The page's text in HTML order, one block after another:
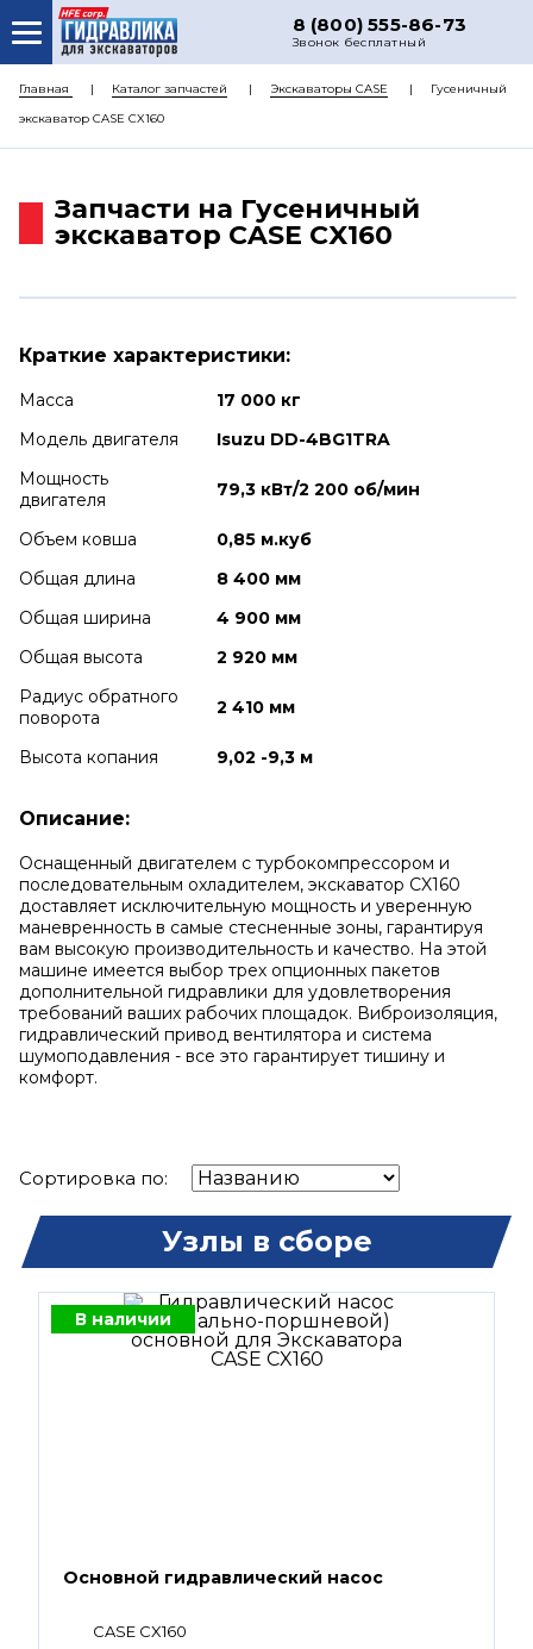
8 (800) 555-86-73
Звонок бесплатный
О НАС
ДОСТАВКА
Главная Каталог запчастей Экскаваторы CASE
Гусеничный
экскаватор CASE CX160
Запчасти на Гусеничный
экскаватор CASE CX160
Краткие характеристики:
Масса
17 000 кг
Модель двигателя
Isuzu DD-4BG1TRA
Мощность
двигателя
79,3 кВт/2 200 об/мин
Объем ковша
0,85 м.куб
Общая длина
8 400 мм
Общая ширина
4 900 мм
Общая высота
2 920 мм
Радиус обратного
поворота
2 410 мм
Высота копания 9,02 -9,3 м
Описание:
Оснащенный двигателем с турбокомпрессором и
последовательным охладителем, экскаватор CX160
доставляет исключительную мощность и уверенную
маневренность в самые стесненные зоны, гарантируя
вам высокую производительность и качество. На этой
машине имеется выбор трех опционных пакетов
дополнительной гидравлики для удовлетворения
требований ваших рабочих площадок. Виброизоляция,
гидравлический привод вентилятора и система
шумоподавления - все это гарантирует тишину и
комфорт.
Сортировка по:
Узлы в сборе
В наличии
Основной гидравлический насос
CASE CX160